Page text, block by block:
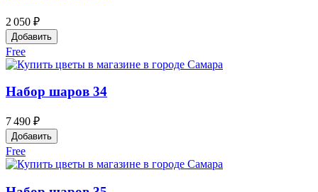
2 050 ₽
Добавить
Free
Набор шаров 34
7 490 ₽
Добавить
Free